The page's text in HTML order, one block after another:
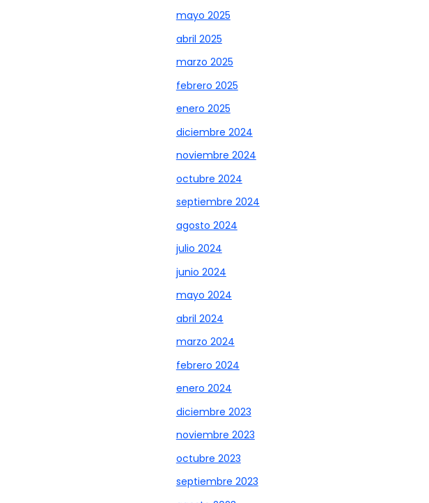
mayo 2025
abril 2025
marzo 2025
febrero 2025
enero 2025
diciembre 2024
noviembre 2024
octubre 2024
septiembre 2024
agosto 2024
julio 2024
junio 2024
mayo 2024
abril 2024
marzo 2024
febrero 2024
enero 2024
diciembre 2023
noviembre 2023
octubre 2023
septiembre 2023